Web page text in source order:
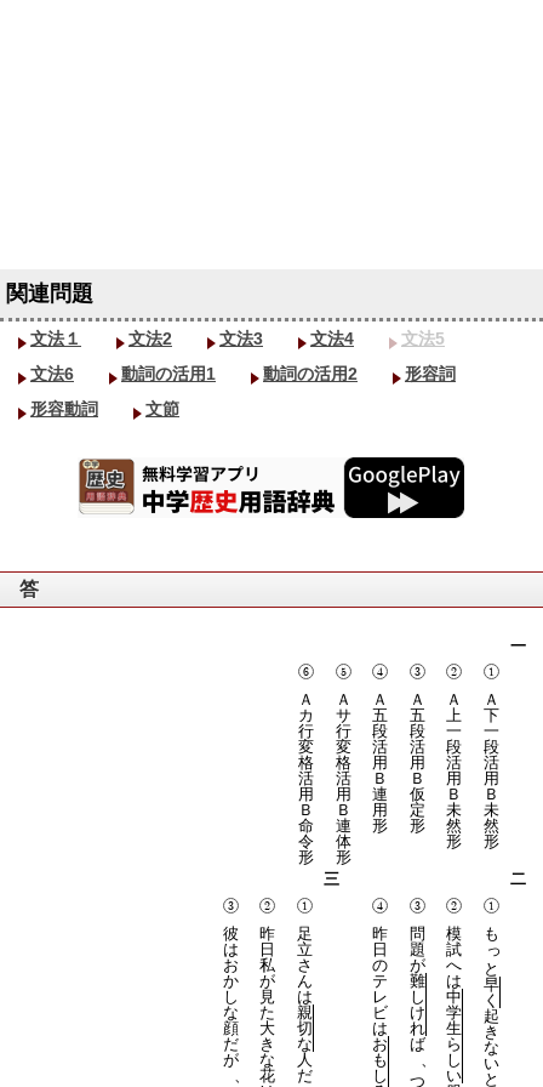
文法１ 文法2 文法3 文法4
文法5
文法6
動詞の活用1 動詞の活用2
形容詞
形容動詞
文節
答
一
Ａ
下
一
段
活
用
Ｂ
未
然
形
Ａ
上
一
段
活
用
Ｂ
未
然
形
Ａ
五
段
活
用
Ｂ
仮
定
形
Ａ
五
段
活
用
Ｂ
連
用
形
Ａ
サ
行
変
格
活
用
Ｂ
連
体
形
Ａ
カ
行
変
格
活
用
Ｂ
命
令
形
二
も
っ
と
早
く
起
き
な
い
と
模
試
へ
は
中
学
生
ら
し
い
問
題
が
難
し
け
れ
ば
つ
昨
日
の
テ
レ
ビ
は
お
も
し
三
足
立
さ
ん
は
親
切
な
人
だ
昨
日
私
が
見
た
大
き
な
花
彼
は
お
か
し
な
顔
だ
が